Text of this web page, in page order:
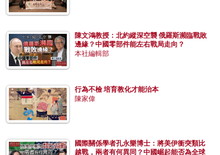
陳文鴻教授：北約縱深空襲 俄羅斯瀕臨戰敗
邊緣？中國零部件能左右戰局走向？
本社編輯部
行為不檢 培育教化才能治本
陳家偉
國際關係學者孔永樂博士：將美伊衝突類比
越戰，兩者有何異同？中國崛起能否為全球